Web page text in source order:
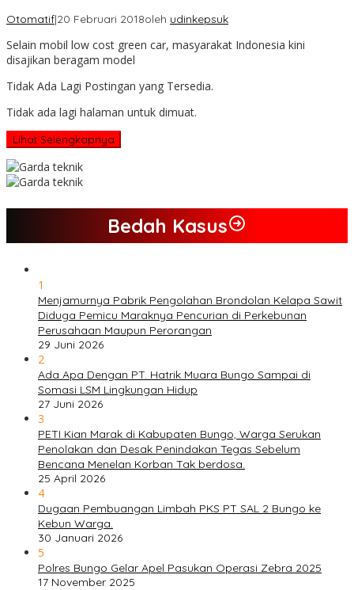
Otomatif|20 Februari 2018oleh udinkepsuk
Selain mobil low cost green car, masyarakat Indonesia kini
disajikan beragam model
Tidak Ada Lagi Postingan yang Tersedia.
Tidak ada lagi halaman untuk dimuat.
Lihat Selengkapnya
Bedah Kasus
1
Menjamurnya Pabrik Pengolahan Brondolan Kelapa Sawit
Diduga Pemicu Maraknya Pencurian di Perkebunan
Perusahaan Maupun Perorangan
29 Juni 2026
2
Ada Apa Dengan PT. Hatrik Muara Bungo Sampai di
Somasi LSM Lingkungan Hidup
27 Juni 2026
3
PETI Kian Marak di Kabupaten Bungo, Warga Serukan
Penolakan dan Desak Penindakan Tegas Sebelum
Bencana Menelan Korban Tak berdosa.
25 April 2026
4
Dugaan Pembuangan Limbah PKS PT SAL 2 Bungo ke
Kebun Warga.
30 Januari 2026
5
Polres Bungo Gelar Apel Pasukan Operasi Zebra 2025
17 November 2025